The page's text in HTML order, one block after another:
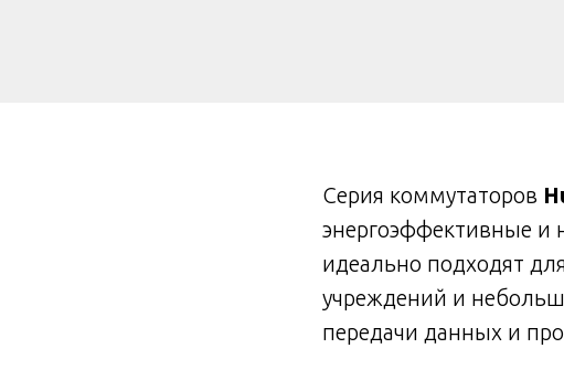
Серия коммутаторов
энергоэффективные и
идеально подходят
учреждений и
передачи данных и